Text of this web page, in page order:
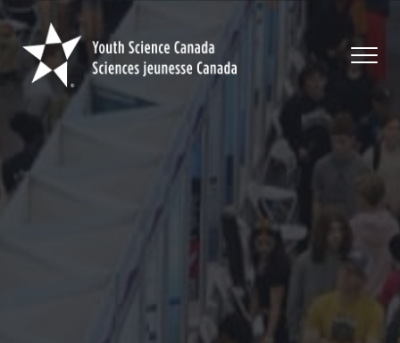
Youth
Science
Canada